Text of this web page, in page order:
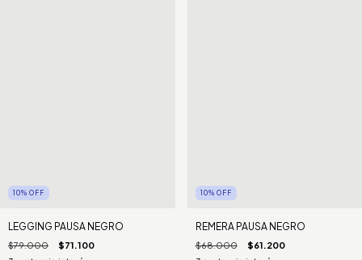
10% OFF
LEGGING PAUSA NEGRO
$79.000 $71.100
10% OFF
REMERA PAUSA NEGRO
$68.000 $61.200